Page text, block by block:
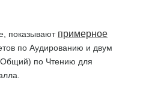
показывают примерное
по Аудированию и двум
по Чтению для